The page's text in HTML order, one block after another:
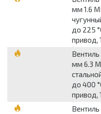
мм 1.6
до 225
привод,
мм 6.3
до 400
привод,